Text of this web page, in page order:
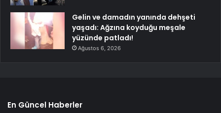
Gelin ve damadın yanında dehşeti
yaşadı: Ağzına koyduğu meşale
yüzünde patladı!
Ağustos 6, 2026
En Güncel Haberler